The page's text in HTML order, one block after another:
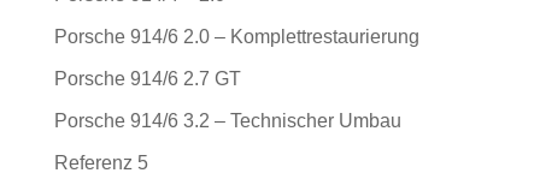
Porsche 914/6 2.0 – Komplettrestaurierung
Porsche 914/6 2.7 GT
Porsche 914/6 3.2 – Technischer Umbau
Referenz 5